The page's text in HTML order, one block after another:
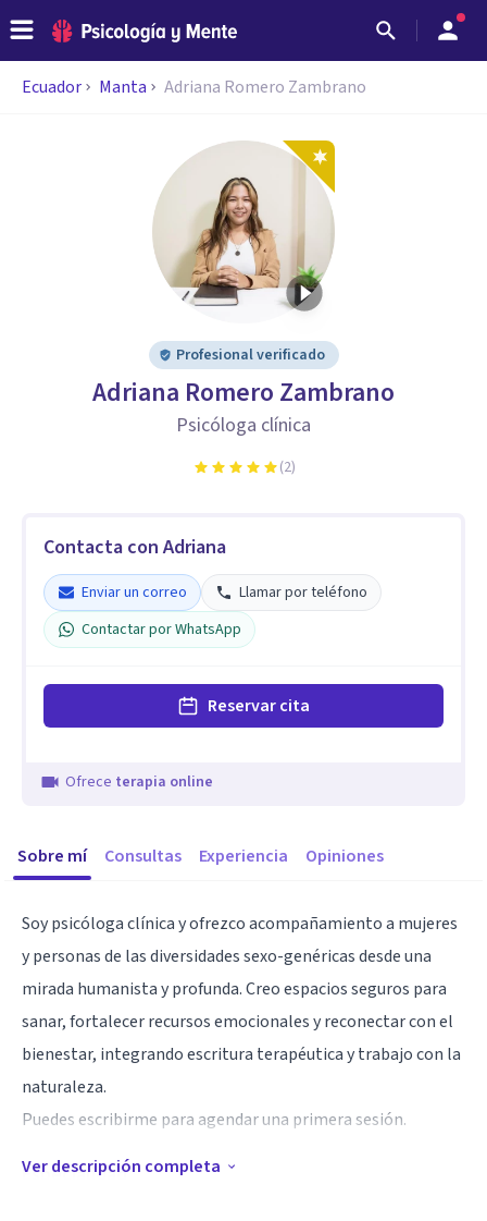
Ecuador Manta Adriana Romero Zambrano
Profesional verificado
Adriana Romero Zambrano
Psicóloga clínica
(2)
Contacta con Adriana
Enviar un correo
Llamar por teléfono
Contactar por WhatsApp
Reservar cita
Ofrece terapia online
Sobre mí Consultas Experiencia Opiniones
Soy psicóloga clínica y ofrezco acompañamiento a mujeres
y personas de las diversidades sexo-genéricas desde una
mirada humanista y profunda. Creo espacios seguros para
sanar, fortalecer recursos emocionales y reconectar con el
bienestar, integrando escritura terapéutica y trabajo con la
naturaleza.
Puedes escribirme para agendar una primera sesión.
Especialidad
Ver descripción completa